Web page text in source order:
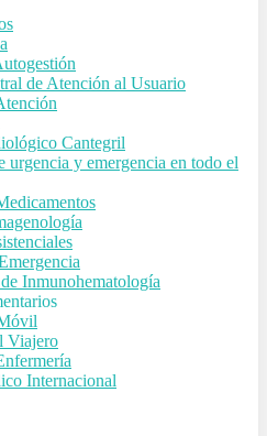
de Atención al Usuario
Cantegril
urgencia y emergencia en todo el
Inmunohematología
Viajero
Internacional